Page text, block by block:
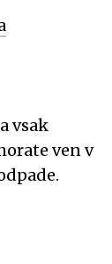
vsak
ven v